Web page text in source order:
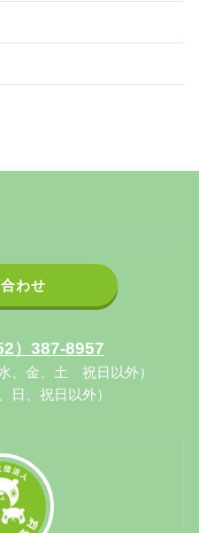
わせ
）387-8957
、金、土 祝日以外）
日、祝日以外）